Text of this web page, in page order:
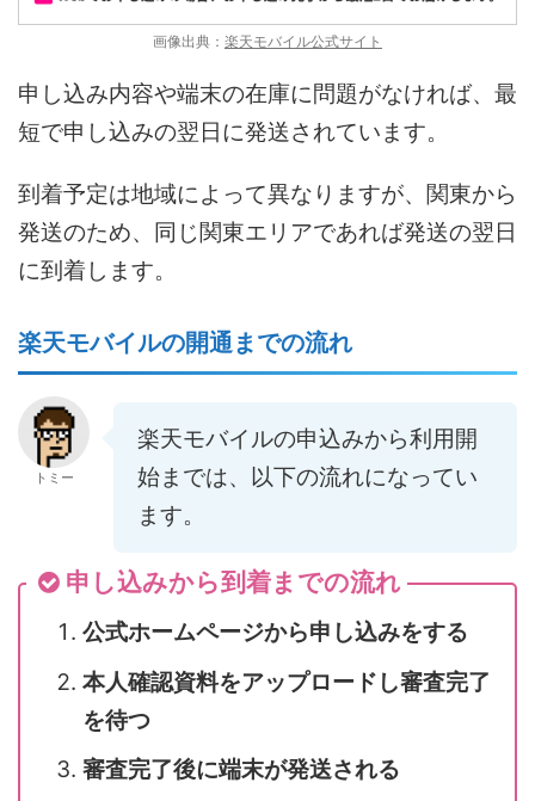
画像出典： 楽天モバイル公式サイト
申し込み内容や端末の在庫に問題がなければ、最
短で申し込みの翌日に発送されています。
到着予定は地域によって異なりますが、関東から
発送のため、同じ関東エリアであれば発送の翌日
に到着します。
楽天モバイルの開通までの流れ
トミー
楽天モバイルの申込みから利用開
始までは、以下の流れになってい
ます。
申し込みから到着までの流れ
公式ホームページから申し込みをする
本人確認資料をアップロードし審査完了
を待つ
審査完了後に端末が発送される